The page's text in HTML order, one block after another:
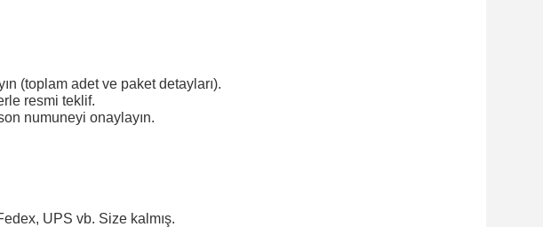
(toplam adet ve paket detayları).
resmi teklif.
numuneyi onaylayın.
UPS vb. Size kalmış.